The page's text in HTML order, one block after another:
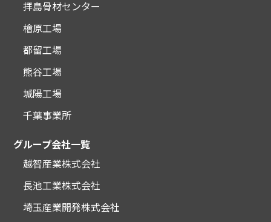
拝島骨材センター
檜原工場
都留工場
熊谷工場
城陽工場
千葉事業所
グループ会社一覧
越智産業株式会社
長池工業株式会社
埼玉産業開発株式会社